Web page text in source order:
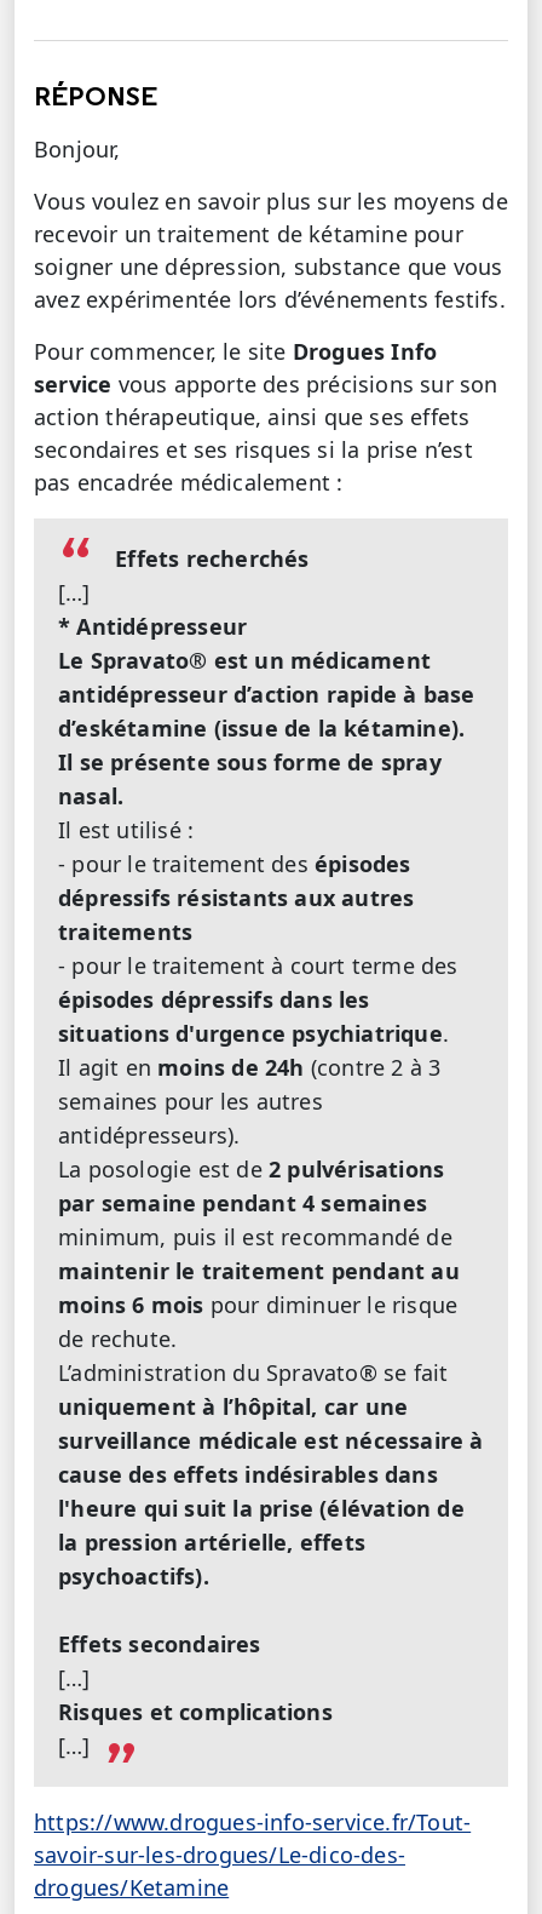
RÉPONSE
Bonjour,
Vous voulez en savoir plus sur les moyens de
recevoir un traitement de kétamine pour
soigner une dépression, substance que vous
avez expérimentée lors d’événements festifs.
Pour commencer, le site Drogues Info
service vous apporte des précisions sur son
action thérapeutique, ainsi que ses effets
secondaires et ses risques si la prise n’est
pas encadrée médicalement :
Effets recherchés
[…]
* Antidépresseur
Le Spravato® est un médicament
antidépresseur d’action rapide à base
d’eskétamine (issue de la kétamine).
Il se présente sous forme de spray
nasal.
Il est utilisé :
- pour le traitement des épisodes
dépressifs résistants aux autres
traitements
- pour le traitement à court terme des
épisodes dépressifs dans les
situations d'urgence psychiatrique.
Il agit en moins de 24h (contre 2 à 3
semaines pour les autres
antidépresseurs).
La posologie est de 2 pulvérisations
par semaine pendant 4 semaines
minimum, puis il est recommandé de
maintenir le traitement pendant au
moins 6 mois pour diminuer le risque
de rechute.
L’administration du Spravato® se fait
uniquement à l’hôpital, car une
surveillance médicale est nécessaire à
cause des effets indésirables dans
l'heure qui suit la prise (élévation de
la pression artérielle, effets
psychoactifs).
Effets secondaires
[…]
Risques et complications
[…]
https://www.drogues-info-service.fr/Tout-
savoir-sur-les-drogues/Le-dico-des-
drogues/Ketamine